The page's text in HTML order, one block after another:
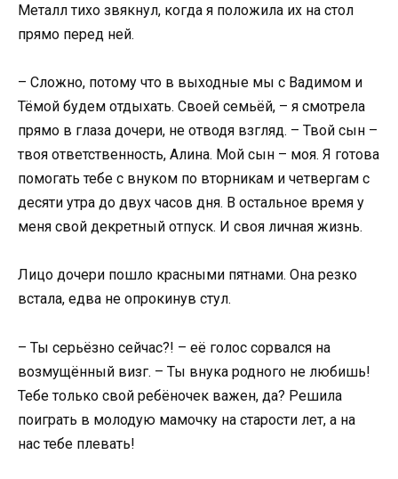
Металл тихо звякнул, когда я положила их на стол
прямо перед ней.
– Сложно, потому что в выходные мы с Вадимом и
Тёмой будем отдыхать. Своей семьёй, – я смотрела
прямо в глаза дочери, не отводя взгляд. – Твой сын –
твоя ответственность, Алина. Мой сын – моя. Я готова
помогать тебе с внуком по вторникам и четвергам с
десяти утра до двух часов дня. В остальное время у
меня свой декретный отпуск. И своя личная жизнь.
Лицо дочери пошло красными пятнами. Она резко
встала, едва не опрокинув стул.
– Ты серьёзно сейчас?! – её голос сорвался на
возмущённый визг. – Ты внука родного не любишь!
Тебе только свой ребёночек важен, да? Решила
поиграть в молодую мамочку на старости лет, а на
нас тебе плевать!